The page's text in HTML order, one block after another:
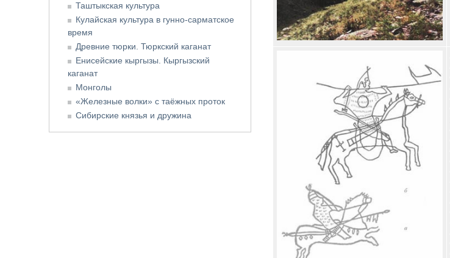
Таштыкская культура
Кулайская культура в гунно-сарматское
время
Древние тюрки. Тюркский каганат
Енисейские кыргызы. Кыргызский
каганат
Монголы
«Железные волки» с таёжных проток
Сибирские князья и дружина